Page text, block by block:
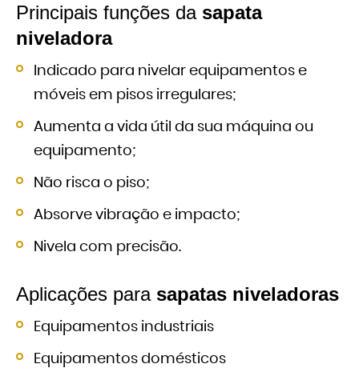
Principais funções da sapata
niveladora
Indicado para nivelar equipamentos e
móveis em pisos irregulares;
Aumenta a vida útil da sua máquina ou
equipamento;
Não risca o piso;
Absorve vibração e impacto;
Nivela com precisão.
Aplicações para sapatas niveladoras
Equipamentos industriais
Equipamentos domésticos